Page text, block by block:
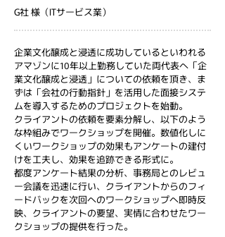
G社 様（ITサービス業）
企業文化醸成と浸透に成功しているといわれる
アマゾンに10年以上勤務していた両代表へ「企
業文化醸成と浸透」についての依頼を頂き、ま
ずは「会社の行動指針」を活用した面接システ
ムを導入するためのプロジェクトを始動。
クライアントの依頼を要素分解し、以下のよう
な枠組みでワークショップを開催。数値化しに
くいワークショップの効果もアンケートの建付
けを工夫し、効果を追跡できる形式に。
都度アンケート結果の分析、事務局とのレビュ
ー会議を迅速に行い、クライアントからのフィ
ードバックを次回へのワークショップへ即時反
映、クライアントの要望、実情に合わせたワー
クショップの提供を行った。